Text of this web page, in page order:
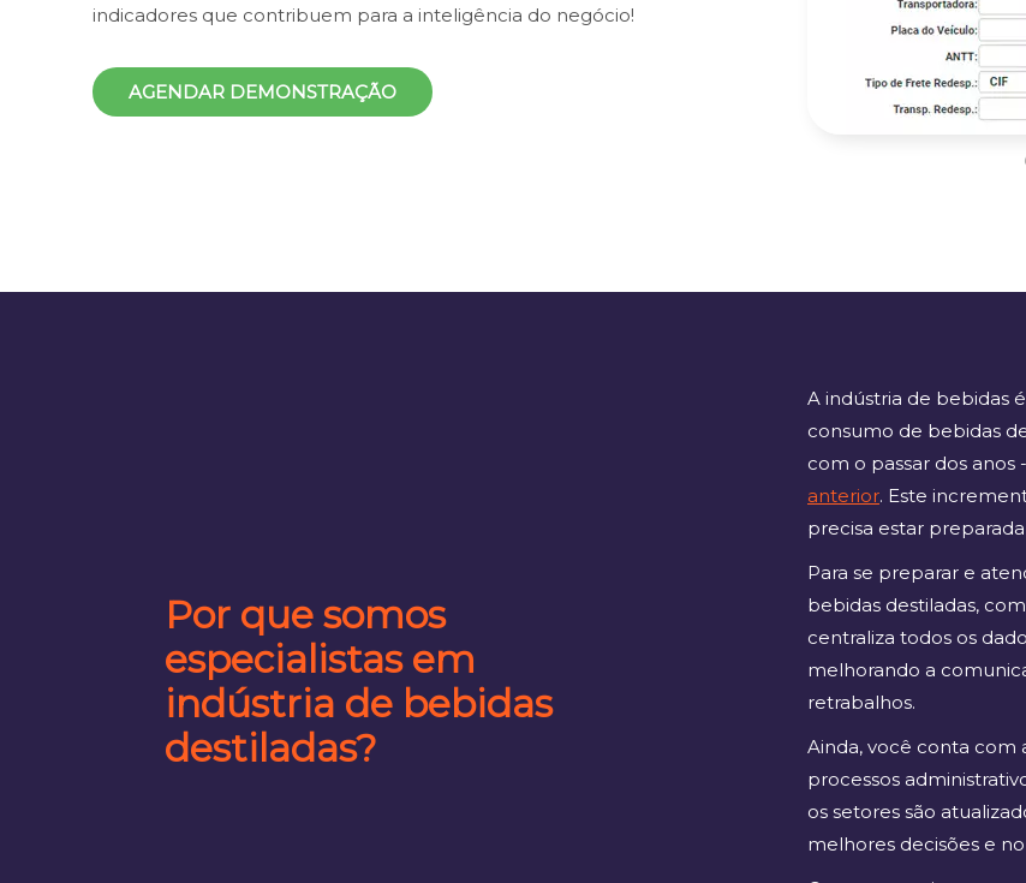
indicadores que contribuem para a inteligência do negócio!
AGENDAR DEMONSTRAÇÃO
Por que somos
especialistas em
indústria de bebidas
destiladas?
A indústria de bebidas
consumo de bebidas
com o passar dos anos
anterior. Este
precisa estar
Para se preparar e
bebidas destiladas,
centraliza todos os
melhorando a
retrabalhos.
Ainda, você conta com
processos
os setores são
melhores decisões e